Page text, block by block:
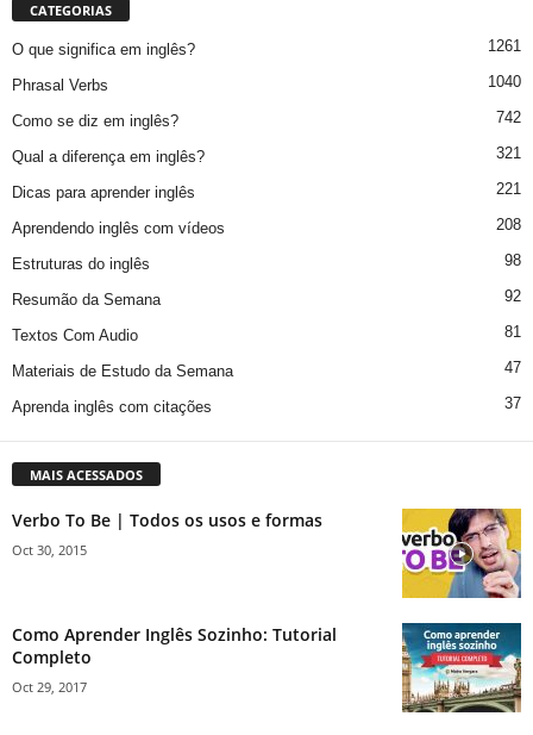
CATEGORIAS
O que significa em inglês? 1261
Phrasal Verbs 1040
Como se diz em inglês? 742
Qual a diferença em inglês? 321
Dicas para aprender inglês 221
Aprendendo inglês com vídeos 208
Estruturas do inglês 98
Resumão da Semana 92
Textos Com Audio 81
Materiais de Estudo da Semana 47
Aprenda inglês com citações 37
MAIS ACESSADOS
Verbo To Be | Todos os usos e formas
Oct 30, 2015
Como Aprender Inglês Sozinho: Tutorial
Completo
Oct 29, 2017